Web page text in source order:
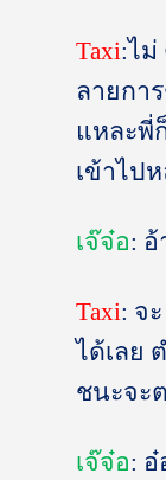
Taxi:ไม่
ลายกา
แหละพี่
เข้าไป
เจ๊จ๋อ: อ้
Taxi: จ
ได้เลย
ชนะจะ
เจ๊จ๋อ: อ๋